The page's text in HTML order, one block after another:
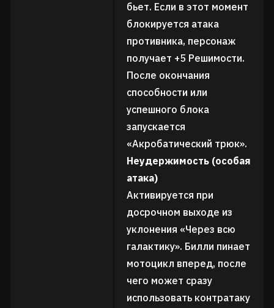
бьет. Если в этот момент
блокируется атака
противника, персонаж
получает +5 Решимости.
После окончания
способности или
успешного блока
запускается
«Акробатический трюк».
Неудержимость (особая
атака)
Активируется при
досрочном выходе из
уклонения «Через всю
галактику». Билли пинает
мотоцикл вперед, после
чего может сразу
использовать контратаку